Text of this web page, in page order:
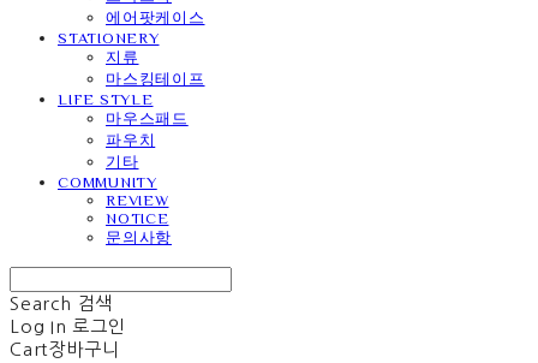
에어팟케이스
STATIONERY
지류
마스킹테이프
LIFE STYLE
마우스패드
파우치
기타
COMMUNITY
REVIEW
NOTICE
문의사항
Search 검색
Log In 로그인
Cart장바구니